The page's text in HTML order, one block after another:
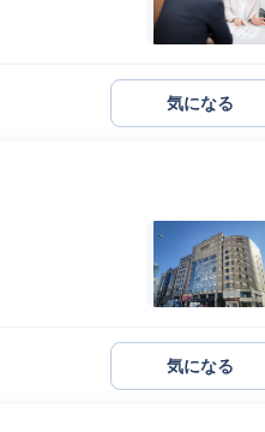
気になる
気になる